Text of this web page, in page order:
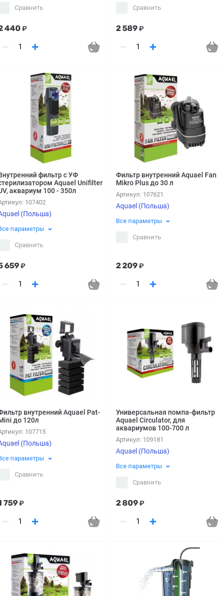
Сравнить
440 ₽
Сравнить
2 589₽
фильтр с УФ
Aquael Unifilter
аквариум 100 - 350л
107402
(Польша)
параметры
Сравнить
659₽
Фильтр внутренний Aquael Fan
Mikro Plus до 30 л
Артикул: 107621
Aquael (Польша)
Все параметры
Сравнить
2 209₽
внутренний Aquael Pat-
до 120л
107715
(Польша)
параметры
Сравнить
759₽
Универсальная помпа-фильтр
Aquael Circulator, для
аквариумов 100-700 л
Артикул: 109181
Aquael (Польша)
Все параметры
Сравнить
2 809₽